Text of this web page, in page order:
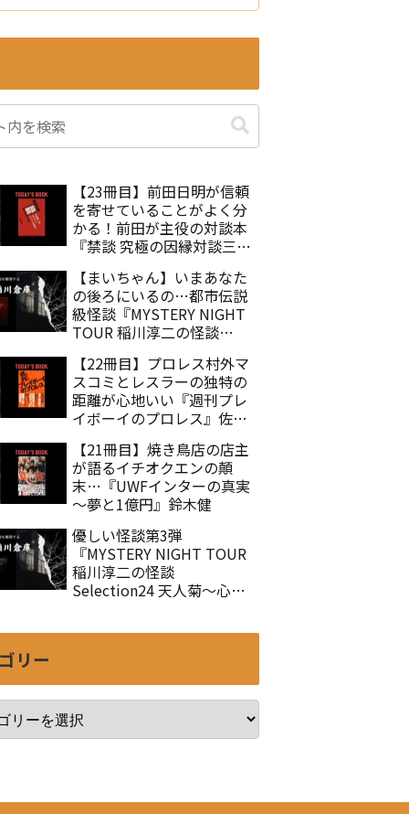
【23冊目】前田日明が信頼
を寄せていることがよく分
かる！前田が主役の対談本
『禁談 究極の因縁対談三本
【まいちゃん】いまあなた
の後ろにいるの…都市伝説
級怪談『MYSTERY NIGHT
TOUR 稲川淳二の怪談
【22冊目】プロレス村外マ
スコミとレスラーの独特の
距離が心地いい『週刊プレ
イボーイのプロレス』佐々
【21冊目】焼き鳥店の店主
が語るイチオクエンの顛
末…『UWFインターの真実
～夢と1億円』鈴木健
優しい怪談第3弾
『MYSTERY NIGHT TOUR
稲川淳二の怪談
Selection24 天人菊～心を
リー